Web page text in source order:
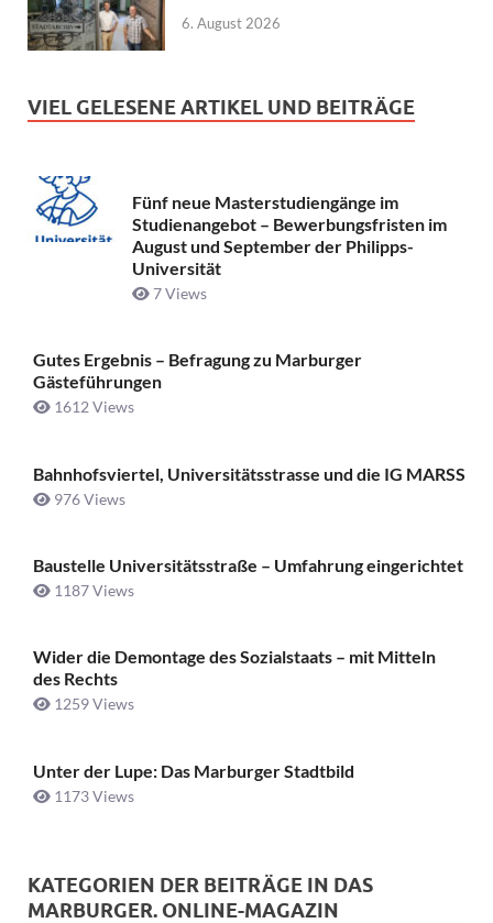
6. August 2026
VIEL GELESENE ARTIKEL UND BEITRÄGE
Fünf neue Masterstudiengänge im
Studienangebot – Bewerbungsfristen im
August und September der Philipps-
Universität
7 Views
Gutes Ergebnis – Befragung zu Marburger
Gästeführungen
1612 Views
Bahnhofsviertel, Universitätsstrasse und die IG MARSS
976 Views
Baustelle Universitätsstraße ­– Umfahrung eingerichtet
1187 Views
Wider die Demontage des Sozialstaats – mit Mitteln
des Rechts
1259 Views
Unter der Lupe: Das Marburger Stadtbild
1173 Views
KATEGORIEN DER BEITRÄGE IN DAS
MARBURGER. ONLINE-MAGAZIN